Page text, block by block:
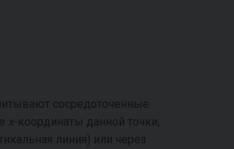
сосредоточенные
x-координаты данной точки,
линия) или через